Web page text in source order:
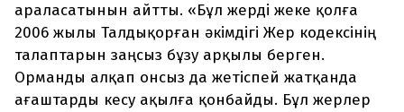
араласатынын айтты. «Бұл жерді жеке қолға
2006 жылы Талдықорған әкімдігі Жер кодексінің
талаптарын заңсыз бұзу арқылы берген.
Орманды алқап онсыз да жетіспей жатқанда
ағаштарды кесу ақылға қонбайды. Бұл жерлер